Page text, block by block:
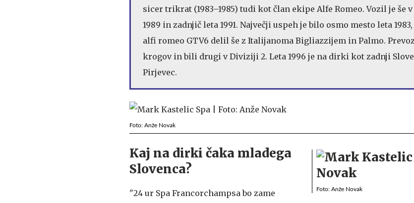
sicer trikrat (1983–1985) tudi kot član ekipe Alfe Romeo. Vozil je še v
1989 in zadnjič leta 1991. Največji uspeh je bilo osmo mesto leta
alfi romeo GTV6 delil še z Italijanoma Bigliazzijem in Palmo.
krogov in bili drugi v Diviziji 2. Leta 1996 je na dirki kot zadnji
Pirjevec.
Foto: Anže Novak
Foto: Anže Novak
Kaj na dirki čaka mladega
Slovenca?
"24 ur Spa Francorchampsa bo zame